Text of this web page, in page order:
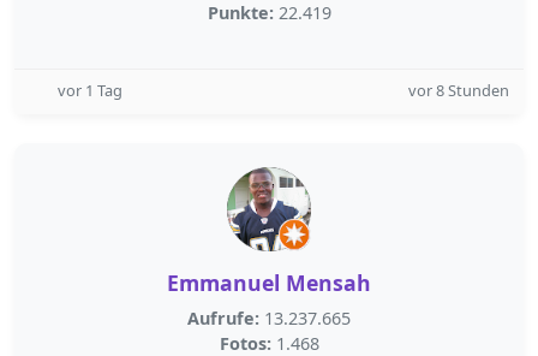
Punkte: 22.419
vor 1 Tag vor 8 Stunden
Emmanuel Mensah
Aufrufe: 13.237.665
Fotos: 1.468